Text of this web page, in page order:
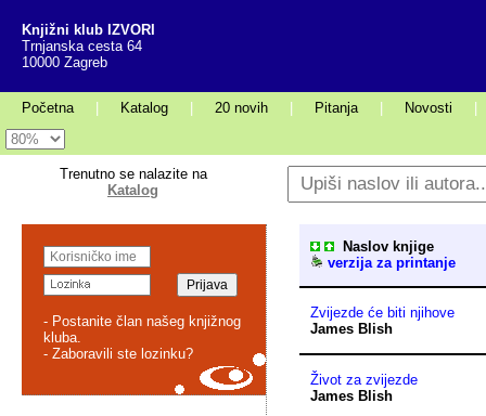
Knjižni klub IZVORI
Trnjanska cesta 64
10000 Zagreb
Početna Katalog 20 novih Pitanja Novosti
Trenutno se nalazite na
Katalog
- Postanite član našeg knjižnog
kluba.
- Zaboravili ste lozinku?
Naslov knjige
verzija za printanje
Zvijezde će biti njihove
James Blish
Život za zvijezde
James Blish